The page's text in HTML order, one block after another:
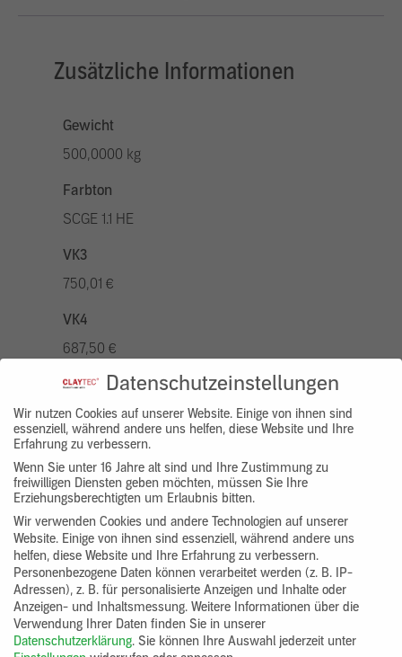
Zusätzliche Informationen
Gewicht
500,0000 kg
Farbton
SCGE 1.1 HE
VK3
750,01 €
VK4
687,50 €
VK5
875,01 €
VK7
625,00 €
Gruppenprodukt
yosima_designputz_bigb
Datenschutzeinstellungen
Wir nutzen Cookies auf unserer Website. Einige von ihnen sind
essenziell, während andere uns helfen, diese Website und Ihre
Erfahrung zu verbessern.
Wenn Sie unter 16 Jahre alt sind und Ihre Zustimmung zu
freiwilligen Diensten geben möchten, müssen Sie Ihre
Erziehungsberechtigten um Erlaubnis bitten.
Wir verwenden Cookies und andere Technologien auf unserer
Website. Einige von ihnen sind essenziell, während andere uns
helfen, diese Website und Ihre Erfahrung zu verbessern.
Personenbezogene Daten können verarbeitet werden (z. B. IP-
Adressen), z. B. für personalisierte Anzeigen und Inhalte oder
Anzeigen- und Inhaltsmessung. Weitere Informationen über die
Verwendung Ihrer Daten finden Sie in unserer
Datenschutzerklärung. Sie können Ihre Auswahl jederzeit unter